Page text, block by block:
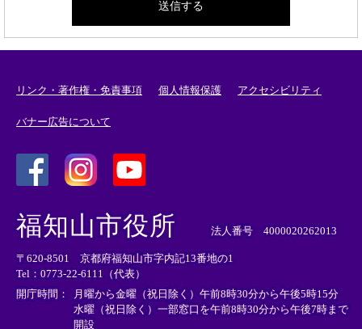
リンク・著作権・免責事項 個人情報保護 アクセシビリティ
バナー広告について
外
部
リ
ン
ク
＞
外
リ
ン
ク
＞
外
部
ン
ク
＞
福知山市役所 法人番号 4000020262013
〒620-8501 京都府福知山市字内記13番地の1
Tel：0773-22-6111（代表）
開庁時間：
月曜から金曜（祝日除く）午前8時30分から午後5時15分
水曜（祝日除く）一部窓口を午前8時30分から午後7時まで
開設